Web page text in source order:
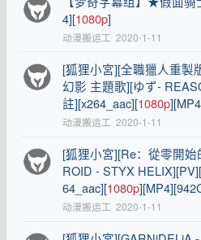
4][1080p]
动漫搬运工 2020-1-11
[狐狸小宮][全職獵人重製
幻影 主題歌][ゆず-
註][x264_aac][1080p
动漫搬运工 2020-1-11
[狐狸小宮][Re：從零開
ROID - STYX
64_aac][1080p
动漫搬运工 2020-1-11